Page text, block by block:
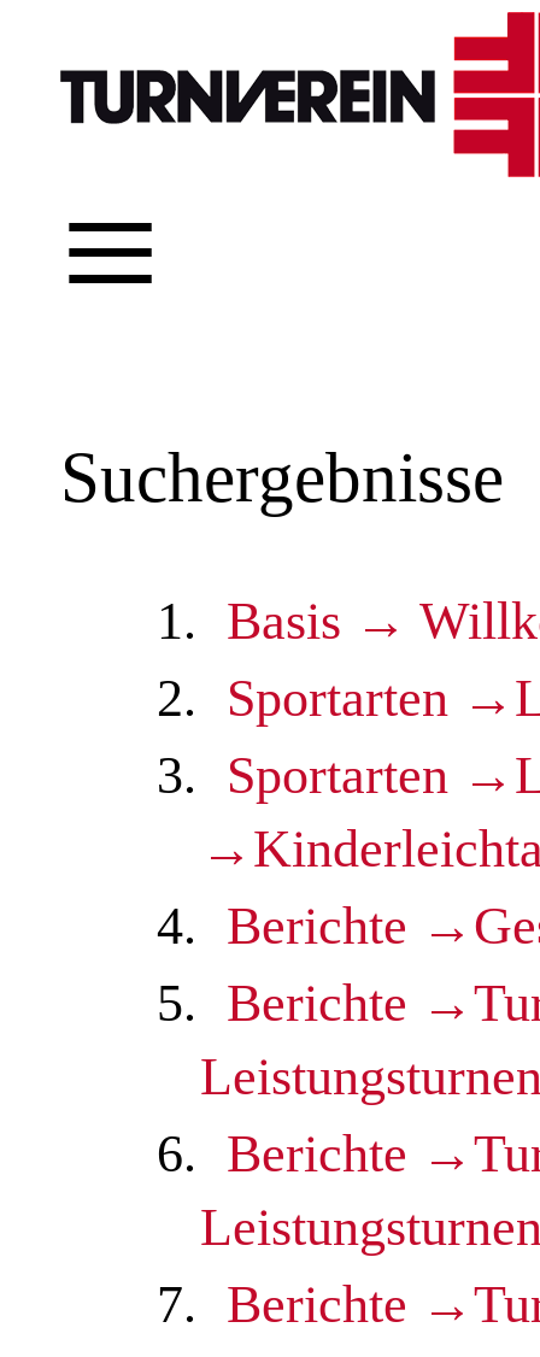
≡
Suchergebnisse
1. Basis →
2.
Sportarten
3.
Sportarten
4. Berichte
5. Berichte
6. Berichte
7. Berichte